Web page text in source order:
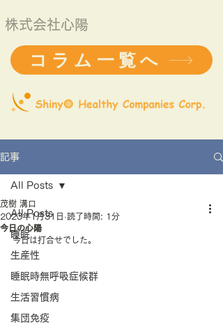
株式会社心陽
コラム一覧へ
記事
All Posts
睡眠
生産性
睡眠時無呼吸症候群
生活習慣病
集団免疫
All Posts
今日の心陽
茂樹 溝口
2023年1月31日 読了時間: 1分
今日は打合せでした。